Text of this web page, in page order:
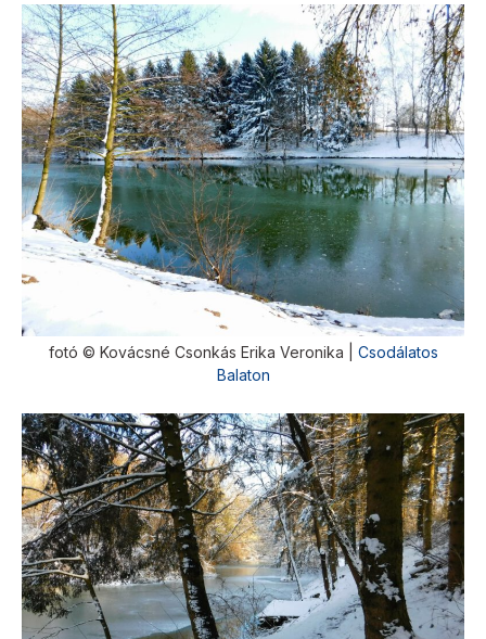
fotó © Kovácsné Csonkás Erika Veronika | Csodálatos
Balaton